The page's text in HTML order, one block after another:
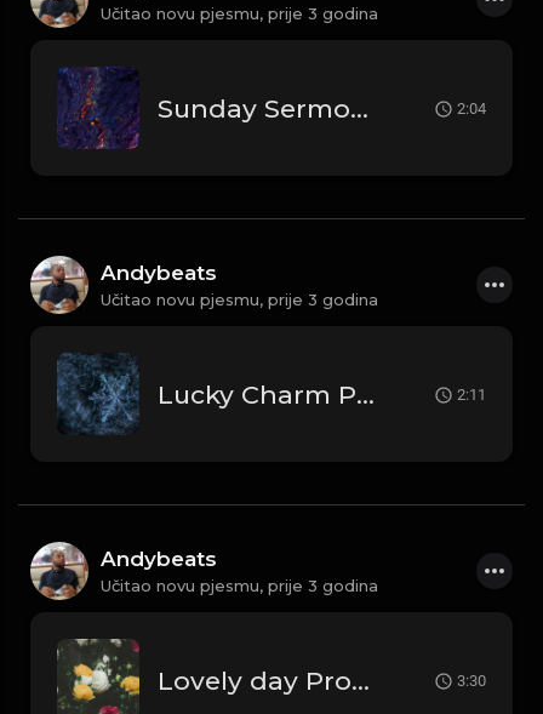
Učitao novu pjesmu, prije 3 godina
Sunday Sermon [Prod by Andybeats] 2:04
Andybeats
Učitao novu pjesmu, prije 3 godina
Lucky Charm Prod by AndyBeats 2:11
Andybeats
Učitao novu pjesmu, prije 3 godina
Lovely day Prod by AndyBeats 3:30